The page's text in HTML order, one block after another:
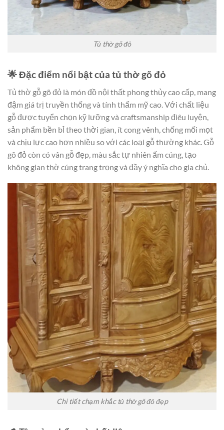
Tủ thờ gõ đỏ
🌟 Đặc điểm nổi bật của tủ thờ gõ đỏ
Tủ thờ gỗ gõ đỏ là món đồ nội thất phong thủy cao cấp, mang
đậm giá trị truyền thống và tính thẩm mỹ cao. Với chất liệu
gỗ được tuyển chọn kỹ lưỡng và craftsmanship điêu luyện,
sản phẩm bền bỉ theo thời gian, ít cong vênh, chống mối mọt
và chịu lực cao hơn nhiều so với các loại gỗ thường khác. Gỗ
gõ đỏ còn có vân gỗ đẹp, màu sắc tự nhiên ấm cúng, tạo
không gian thờ cúng trang trọng và đầy ý nghĩa cho gia chủ.
Chi tiết chạm khắc tủ thờ gõ đỏ đẹp